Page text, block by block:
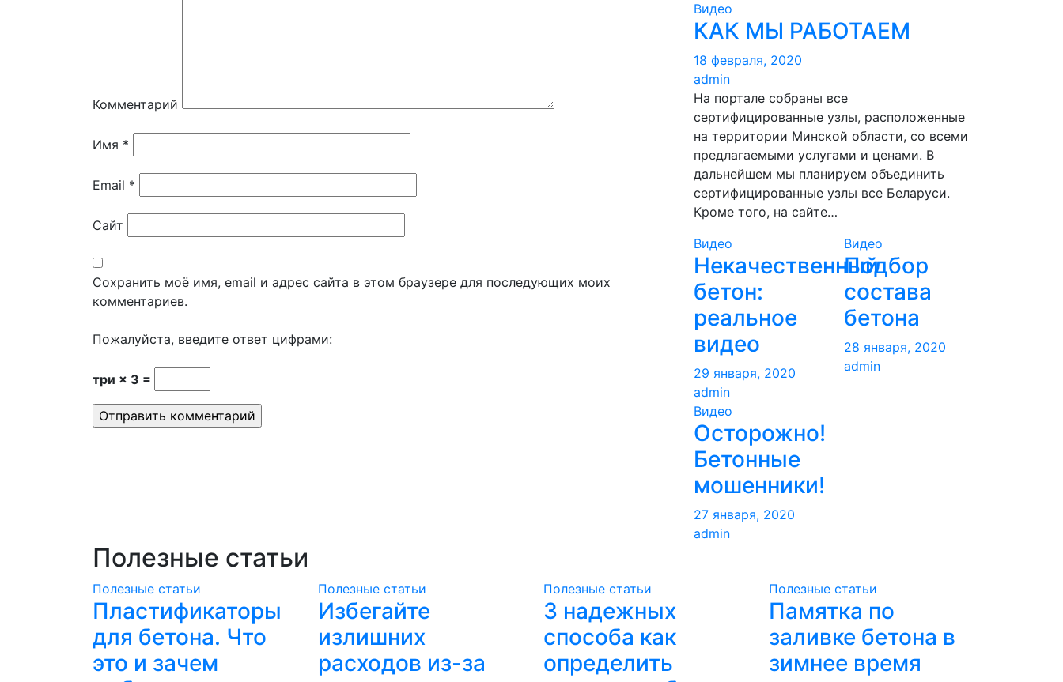
Комментарий
Имя *
Email *
Сайт
Сохранить моё имя, email и адрес сайта в этом браузере для последующих моих
комментариев.
Пожалуйста, введите ответ цифрами:
три × 3 =
Видео
КАК МЫ РАБОТАЕМ
18 февраля, 2020
admin
На портале собраны все
сертифицированные узлы, расположенные
на территории Минской области, со всеми
предлагаемыми услугами и ценами. В
дальнейшем мы планируем объединить
сертифицированные узлы все Беларуси.
Кроме того, на сайте…
Видео
Некачественный
бетон:
реальное
видео
29 января, 2020
admin
Видео
Подбор
состава
бетона
28 января, 2020
admin
Видео
Осторожно!
Бетонные
мошенники!
27 января, 2020
admin
Полезные статьи
Полезные статьи
Пластификаторы
для бетона. Что
это и зачем
Полезные статьи
Избегайте
излишних
расходов из-за
Полезные статьи
3 надежных
способа как
определить
Полезные статьи
Памятка по
заливке бетона в
зимнее время